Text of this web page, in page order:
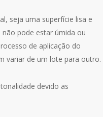
seja uma superfície lisa e
pode estar úmida ou
de aplicação do
variar de um lote para outro.
devido as